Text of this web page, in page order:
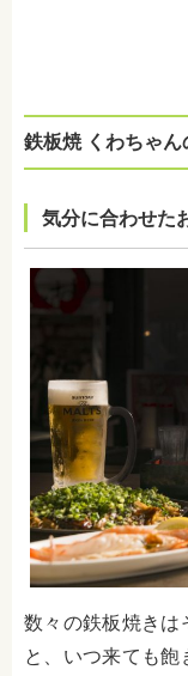
鉄板焼 くわちゃん
気分に合わせた
数々の鉄板焼きは
と、いつ来ても